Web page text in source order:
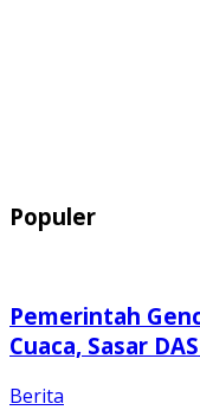
Populer
Pemerintah
Cuaca, Sasar
Berita